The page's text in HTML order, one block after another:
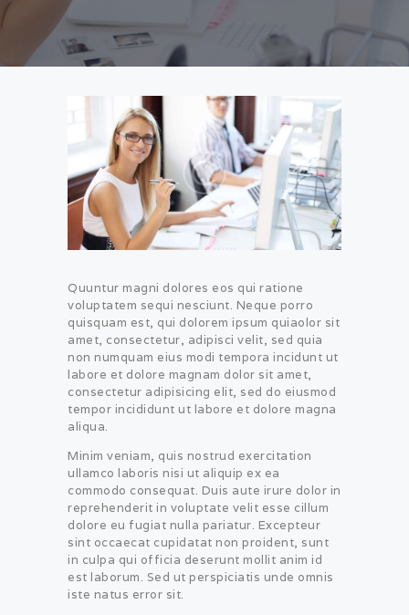
Quuntur magni dolores eos qui ratione
voluptatem sequi nesciunt. Neque porro
quisquam est, qui dolorem ipsum quiaolor sit
amet, consectetur, adipisci velit, sed quia
non numquam eius modi tempora incidunt ut
labore et dolore magnam dolor sit amet,
consectetur adipisicing elit, sed do eiusmod
tempor incididunt ut labore et dolore magna
aliqua.
Minim veniam, quis nostrud exercitation
ullamco laboris nisi ut aliquip ex ea
commodo consequat. Duis aute irure dolor in
reprehenderit in voluptate velit esse cillum
dolore eu fugiat nulla pariatur. Excepteur
sint occaecat cupidatat non proident, sunt
in culpa qui officia deserunt mollit anim id
est laborum. Sed ut perspiciatis unde omnis
iste natus error sit.